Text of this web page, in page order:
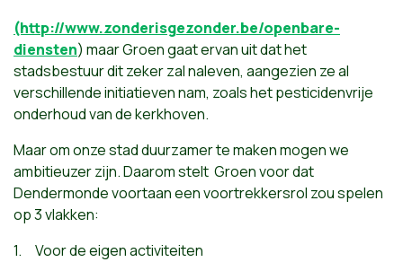
(http://www.zonderisgezonder.be/openbare-
diensten) maar Groen gaat ervan uit dat het
stadsbestuur dit zeker zal naleven, aangezien ze al
verschillende initiatieven nam, zoals het pesticidenvrije
onderhoud van de kerkhoven.
Maar om onze stad duurzamer te maken mogen we
ambitieuzer zijn. Daarom stelt Groen voor dat
Dendermonde voortaan een voortrekkersrol zou spelen
op 3 vlakken:
1. Voor de eigen activiteiten